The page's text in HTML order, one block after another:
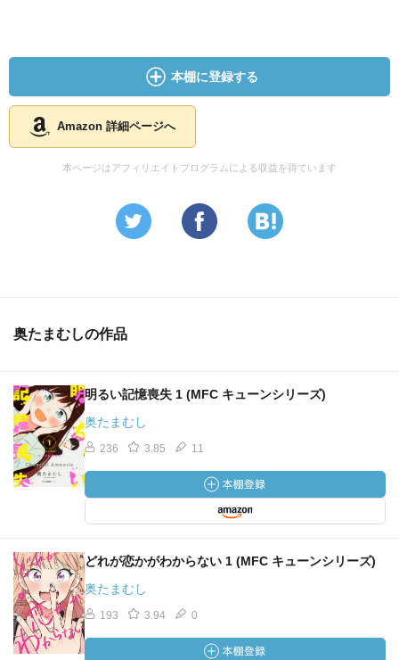
本棚に登録する
Amazon 詳細ページへ
本ページはアフィリエイトプログラムによる収益を得ています
奥たまむしの作品
明るい記憶喪失 1 (MFC キューンシリーズ)
奥たまむし
236 3.85 11
どれが恋かがわからない 1 (MFC キューンシリーズ)
奥たまむし
193 3.94 0